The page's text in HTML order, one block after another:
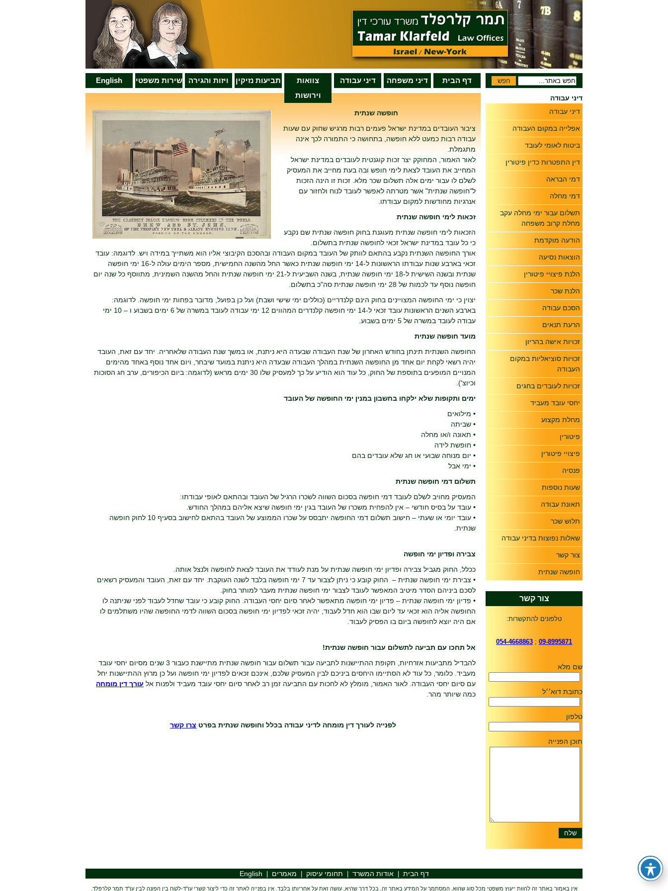
דף הבית דיני משפחה דיני עבודה
צוואות
וירושות
תביעות נזיקין ויזות והגירה שירות משפטי English
חופשה שנתית
ציבור העובדים במדינת ישראל פעמים רבות מרגיש שחוק עם שעות
עבודה רבות כמעט ללא חופשה, בתחושה כי התמורה לכך אינה
מתגמלת.
לאור האמור, המחוקק יצר זכות קוגנטית לעובדים במדינת ישראל
המחייב את העובד לצאת לימי חופש ובה בעת מחייב את המעסיק
לשלם לו עבור ימים אלה תשלום שכר מלא. זכות זו הינה הזכות
ל"חופשה שנתית" אשר מטרתה לאפשר לעובד לנוח ולחזור עם
אנרגיות מחודשות למקום עבודתו.
זכאות לימי חופשה שנתית
הזכאות לימי חופשה שנתית מעוגנת בחוק חופשה שנתית שם נקבע
כי כל עובד במדינת ישראל זכאי לחופשה שנתית בתשלום.
אורך החופשה השנתית נקבע בהתאם לוותק של העובד במקום העבודה ובהסכם הקיבוצי אליו הוא משתייך במידה ויש. לדוגמה: עובד
זכאי בארבע שנות עבודתו הראשונות ל-14 ימי חופשה שנתית כאשר החל מהשנה החמישית, מספר הימים עולה ל-16 ימי חופשה
שנתית ובשנה השישית ל-18 ימי חופשה שנתית, בשנה השביעית ל-21 ימי חופשה שנתית והחל מהשנה השמינית, מתווסף כל שנה יום
חופשה נוסף עד לכמות של 28 ימי חופשה שנתית סה"כ בתשלום.
יצוין כי ימי החופשה המצויינים בחוק הינם קלנדריים (כוללים ימי שישי ושבת) ועל כן בפועל, מדובר בפחות ימי חופשה. לדוגמה:
בארבע השנים הראשונות עובד זכאי ל-14 ימי חופשה קלנדרים המהווים 12 ימי עבודה לעובד במשרה של 6 ימים בשבוע ו – 10 ימי
עבודה לעובד במשרה של 5 ימים בשבוע.
מועד חופשה שנתית
החופשה השנתית תינתן בחודש האחרון של שנת העבודה שבעדה היא ניתנת, או במשך שנת העבודה שלאחריה. יחד עם זאת, העובד
יהיה רשאי לקחת יום אחד מן החופשה השנתית במהלך העבודה שבעדה היא ניתנת במועד שיבחר, ויום אחד נוסף באחד מהימים
המנויים המופעים בתוספת של החוק, כל עוד הוא הודיע על כך למעסיק שלו 30 ימים מראש (לדוגמה: ביום הכיפורים, ערב חג הסוכות
וכיוצ').
ימים ותקופות שלא ילקחו בחשבון במנין ימי החופשה של העובד
• מילואים
• שביתה
• תאונה ו/או מחלה
• חופשת לידה
• יום מנוחה שבועי או חג שלא עובדים בהם
• ימי אבל
תשלום דמי חופשה שנתית
המעסיק מחויב לשלם לעובד דמי חופשה בסכום השווה לשכרו הרגיל של העובד ובהתאם לאופי עבודתו:
• עובד על בסיס חודשי – אין להפחית משכרו של העובד בגין ימי חופשה שיצא אליהם במהלך החודש.
• עובד יומי או שעתי – חישוב תשלום דמי החופשה יתבסס על שכרו הממוצע של העובד בהתאם לחישוב בסעיף 10 לחוק חופשה
שנתית.
צבירה ופדיון ימי חופשה
ככלל, החוק מגביל צבירה ופדיון ימי חופשה שנתית על מנת לעודד את העובד לצאת לחופשה ולנצל אותה.
• צבירת ימי חופשה שנתית – החוק קובע כי ניתן לצבור עד 7 ימי חופשה בלבד לשנה העוקבת. יחד עם זאת, העובד והמעסיק רשאים
לסכם ביניהם הסדר מיטיב המאפשר לעובד לצבור ימי חופשה שנתית מעבר למותר בחוק.
• פדיון ימי חופשה שנתית – פדיון ימי חופשה מתאפשר לאחר סיום יחסי העבודה. החוק קובע כי עובד שחדל לעבוד לפני שניתנה לו
החופשה אליה הוא זכאי עד ליום שבו הוא חדל לעבוד, יהיה זכאי לפדיון ימי חופשה בסכום השווה לדמי החופשה שהיו משתלמים לו
אם היה יוצא לחופשה ביום בו הפסיק לעבוד.
אל תחכו עם תביעה לתשלום עבור חופשה שנתית!
להבדיל מתביעות אזרחיות, תקופת ההתיישנות לתביעה עבור תשלום עבור חופשה שנתית מתיישנת כעבור 3 שנים מסיום יחסי עובד
מעביד. כלומר, כל עוד לא הסתיימו היחסים ביניכם לבין המעסיק שלכם, אינכם זכאים לפדיון ימי חופשה ועל כן מרוץ ההתיישנות יחל
עם סיום יחסי העבודה. לאור האמור, מומלץ לא לחכות עם התביעה זמן רב לאחר סיום יחסי עובד מעביד ולפנות אל עורך דין מומחה
כמה שיותר מהר.
לפנייה לעורך דין מומחה לדיני עבודה בכלל וחופשה שנתית בפרט צרו קשר
דיני עבודה
דיני עבודה
אפלייה במקום העבודה
ביטוח לאומי לעובד
דין התפטרות כדין פיטורין
דמי הבראה
דמי מחלה
תשלום עבור ימי מחלה עקב
מחלת קרוב משפחה
הודעה מוקדמת
הוצאות נסיעה
הלנת פיצויי פיטורין
הלנת שכר
הסכם עבודה
הרעת תנאים
זכויות אישה בהריון
זכויות סוציאליות במקום
העבודה
זכויות לעובדים בחגים
יחסי עובד מעביד
מחלת מקצוע
פיטורין
פיצויי פיטורין
פנסיה
שעות נוספות
תאונת עבודה
תלוש שכר
שאלות נפוצות בדיני עבודה
צור קשר
חופשה שנתית
צור קשר
טלפונים להתקשרות:
09-8995871
;
054-4668863
שם מלא
כתובת דוא׳׳ל
טלפון
תוכן הפנייה
דף הבית |אודות המשרד תחומי עיסוק מאמרים English
אין באמור באתר זה להוות ייעוץ משפטי מכל סוג שהוא. המסתמך על המידע באתר זה, בכל דרך שהיא, עושה זאת על אחריותו בלבד. אין בפנייה לאתר זה כדי ליצור קשרי עו"ד-לקוח בין הפונה לבין עו"ד תמר קלרפלד.